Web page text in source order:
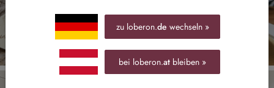
zu loberon.de wechseln »
bei loberon.at bleiben »